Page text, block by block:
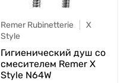
Remer Rubinetterie
X
Style
Гигиенический душ со
смесителем Remer X
Style N64W